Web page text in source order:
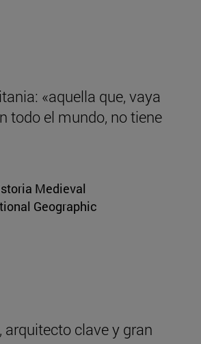
«aquella que, vaya
todo el mundo, no tiene
Medieval
Geographic
arquitecto clave y gran